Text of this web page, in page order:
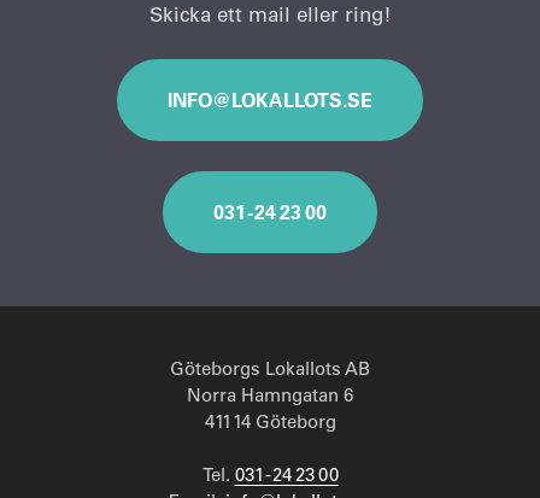
Skicka ett mail eller ring!
INFO@LOKALLOTS.SE
031 - 24 23 00
Göteborgs Lokallots AB
Norra Hamngatan 6
411 14 Göteborg
Tel. 031 - 24 23 00